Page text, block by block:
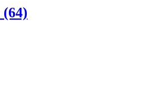
(64)